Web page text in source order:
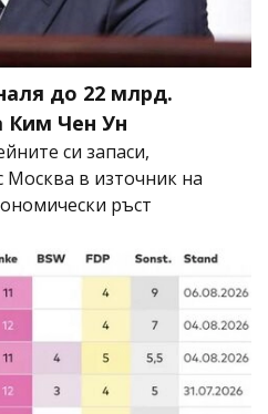
до 22 млрд.
Ким Чен Ун
си запаси,
Москва в източник на
ръст